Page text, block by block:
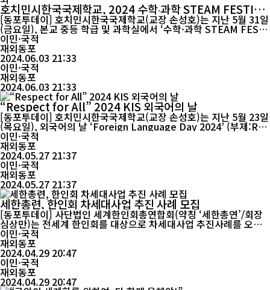
호치민시한국국제학교, 2024 수학‧과학 STEAM FESTIVA
L 개최
[동포투데이] 호치민시한국국제학교(교장 손성호)는 지난 5월 31일
(금요일), 본교 중등 학급 및 과학실에서 ‘수학·과학 STEAM FESTI
VAL’ 행사를 성공적으로 개최했다. 이번 행사는 학생들이 평소 이론
으로 배우던 수학과 과학, 공학을 직접 체험하고, 퀴즈 대회를 통해
그동안 쌓아온 과학 지식을 마음껏 뽐내는 기회를 제공하는 한편, 이
러한 과정을 통해 학생들이 창의적 사고력을 함양하고 과학적 ...
이민·국적
재외동포
2024.06.03 21:33
이민·국적
재외동포
2024.06.03 21:33
“Respect for All” 2024 KIS 외국어의 날
[동포투데이] 호치민시한국국제학교(교장 손성호)는 지난 5월 23일
(목요일), 외국어의 날 ‘Foreign Language Day 2024’ (부제:Res
pect for All - Equality) 행사를 개최했다. 작년까지 분리되어 운영
된 ‘영어의 날’과 ‘베트남어의 날’을 ‘외국어의 날’로 통합하여 개최
한 이번 행사는 사람과 지구의 번영 및 자유와 보편적 평화를 위한
행동 계획으로 UN에서 수립한 17개의 SDGs(지속가능한 발전 목
표) 중 ‘평등’을 주제로...
이민·국적
재외동포
2024.05.27 21:37
이민·국적
재외동포
2024.05.27 21:37
세한총련, 한인회 차세대사업 추진 사례 모집
[동포투데이] 사단법인 세계한인회총연합회(약칭 ‘세한총연’/회장
심상만)는 전세계 한인회를 대상으로 차세대사업 추진사례를 오는 6
월15일까지 모집한다. 동 사례 모집은 세한총연이 9월말 개최 예정
인 '한인회 차세대사업 활성화 세미나' 발표 대상 선정을 위한 절차
로서 대상 사례는 차세대 인재 육성사업, 차세대네트워크 구축사업,
차세대와의 이해증진 사업, 차세대단체와의 연대 활동 등에 한인...
이민·국적
재외동포
2024.04.29 20:47
이민·국적
재외동포
2024.04.29 20:47